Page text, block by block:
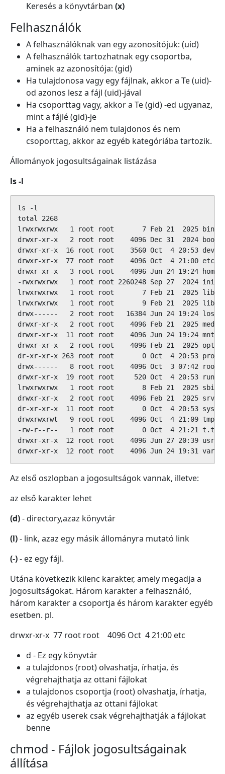
Keresés a könyvtárban (x)
Felhasználók
A felhasználóknak van egy azonosítójuk: (uid)
A felhasználók tartozhatnak egy csoportba,
aminek az azonosítója: (gid)
Ha tulajdonosa vagy egy fájlnak, akkor a Te (uid)-
od azonos lesz a fájl (uid)-jával
Ha csoporttag vagy, akkor a Te (gid) -ed ugyanaz,
mint a fájlé (gid)-je
Ha a felhasználó nem tulajdonos és nem
csoporttag, akkor az egyéb kategóriába tartozik.
Állományok jogosultságainak listázása
ls -l
ls -l
total 2268
lrwxrwxrwx   1 root root       7 Feb 21  2025 bin -
drwxr-xr-x   2 root root    4096 Dec 31  2024 boot
drwxr-xr-x  16 root root    3560 Oct  4 20:53 dev
drwxr-xr-x  77 root root    4096 Oct  4 21:00 etc
drwxr-xr-x   3 root root    4096 Jun 24 19:24 home
-rwxrwxrwx   1 root root 2260248 Sep 27  2024 init
lrwxrwxrwx   1 root root       7 Feb 21  2025 lib
lrwxrwxrwx   1 root root       9 Feb 21  2025
drwx------   2 root root   16384 Jun 24 19:24
drwxr-xr-x   2 root root    4096 Feb 21  2025 media
drwxr-xr-x  11 root root    4096 Jun 24 19:24 mnt
drwxr-xr-x   2 root root    4096 Feb 21  2025 opt
dr-xr-xr-x 263 root root       0 Oct  4 20:53 proc
drwx------   8 root root    4096 Oct  3 07:42 root
drwxr-xr-x  19 root root     520 Oct  4 20:53 run
lrwxrwxrwx   1 root root       8 Feb 21  2025 sbin
drwxr-xr-x   2 root root    4096 Feb 21  2025 srv
dr-xr-xr-x  11 root root       0 Oct  4 20:53 sys
drwxrwxrwt   9 root root    4096 Oct  4 21:09 tmp
-rw-r--r--   1 root root       0 Oct  4 21:21 t.txt
drwxr-xr-x  12 root root    4096 Jun 27 20:39 usr
drwxr-xr-x  12 root root    4096 Jun 24 19:31 var
Az első oszlopban a jogosultságok vannak, illetve:
az első karakter lehet
(d)- directory,azaz könyvtár
(l)- link, azaz egy másik állományra mutató link
(-)- ez egy fájl.
Utána következik kilenc karakter, amely megadja a
jogosultságokat. Három karakter a felhasználó,
három karakter a csoportja és három karakter egyéb
esetben. pl.
drwxr-xr-x 77 root root 4096 Oct 4 21:00 etc
d - Ez egy könyvtár
a tulajdonos (root) olvashatja, írhatja, és
végrehajthatja az ottani fájlokat
a tulajdonos csoportja (root) olvashatja, írhatja,
és végrehajthatja az ottani fájlokat
az egyéb userek csak végrehajthatják a fájlokat
benne
chmod - Fájlok jogosultságainak
állítása